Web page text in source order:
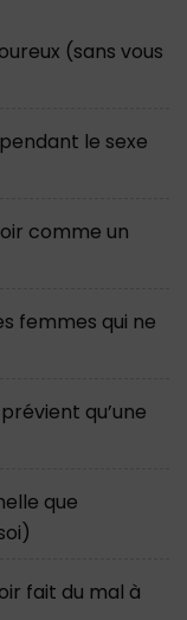
(sans vous
le sexe
comme un
femmes qui ne
qu’une
que
fait du mal à